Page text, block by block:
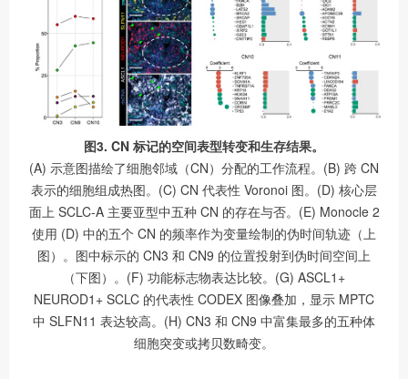
图3. CN 标记的空间表型转变和生存结果。
(A) 示意图描绘了细胞邻域（CN）分配的工作流程。(B) 跨 CN
表示的细胞组成热图。(C) CN 代表性 Voronoi 图。(D) 核心层
面上 SCLC-A 主要亚型中五种 CN 的存在与否。(E) Monocle 2
使用 (D) 中的五个 CN 的频率作为变量绘制的伪时间轨迹（上
图）。图中标示的 CN3 和 CN9 的位置投射到伪时间空间上
（下图）。(F) 功能标志物表达比较。(G) ASCL1+
NEUROD1+ SCLC 的代表性 CODEX 图像叠加，显示 MPTC
中 SLFN11 表达较高。(H) CN3 和 CN9 中富集最多的五种体
细胞突变或拷贝数畸变。